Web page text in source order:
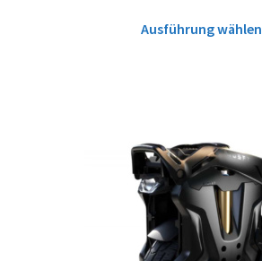
Ausführung wählen